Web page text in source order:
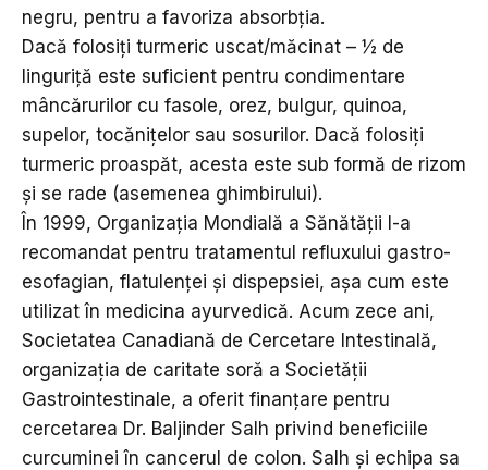
negru, pentru a favoriza absorbția.
Dacă folosiți turmeric uscat/măcinat – ½ de
linguriță este suficient pentru condimentare
mâncărurilor cu fasole, orez, bulgur, quinoa,
supelor, tocănițelor sau sosurilor. Dacă folosiți
turmeric proaspăt, acesta este sub formă de rizom
și se rade (asemenea ghimbirului).
În 1999, Organizația Mondială a Sănătății l-a
recomandat pentru tratamentul refluxului gastro-
esofagian, flatulenței și dispepsiei, așa cum este
utilizat în medicina ayurvedică. Acum zece ani,
Societatea Canadiană de Cercetare Intestinală,
organizația de caritate soră a Societății
Gastrointestinale, a oferit finanțare pentru
cercetarea Dr. Baljinder Salh privind beneficiile
curcuminei în cancerul de colon. Salh și echipa sa